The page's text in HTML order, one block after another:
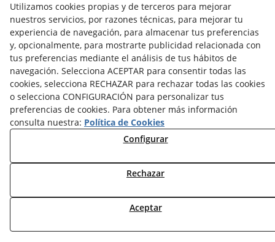
NOVEDADES
MI CUENTA
CONTÁCTANOS
DEVOLUCIONES
TRABAJA CON NOSOTROS
¿QUIENES SOMOS?
POLÍTICA DE PRIVACIDAD
DERECHO DESISITIMIENTO
CONDICIONES COMPRA
ODR
Utilizamos cookies propias y de terceros para mejorar
nuestros servicios, por razones técnicas, para mejorar tu
experiencia de navegación, para almacenar tus preferencias
y, opcionalmente, para mostrarte publicidad relacionada con
tus preferencias mediante el análisis de tus hábitos de
navegación. Selecciona ACEPTAR para consentir todas las
cookies, selecciona RECHAZAR para rechazar todas las cookies
o selecciona CONFIGURACIÓN para personalizar tus
preferencias de cookies. Para obtener más información
consulta nuestra: Política de Cookies
Configurar
Rechazar
Aceptar